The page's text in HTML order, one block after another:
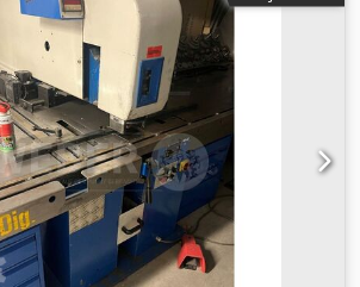
arası açıklık: 1.260 mm, toplam
, toplam genişlik:1.600 mm, toplam
, toplam ağırlık:4.800 kg
, son revizyon
CE işareti, dokümantasyon / kılavuz,
, Bu çok iyi durumdaki Boschert
abkant presi, 2018 üretimi olarak
Model: Quick-Bend 56 CNC
çok iyi Kategori ID: 1466 Tip ID:
pres Codpfxey Nbw Ao Aiderf Ek
daha fazla bilgiye ihtiyaç duyarsanız,
veya arayın.